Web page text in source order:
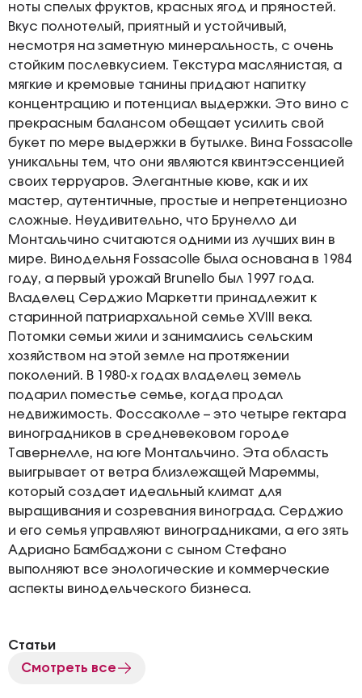
ноты спелых фруктов, красных ягод и пряностей.
Вкус полнотелый, приятный и устойчивый,
несмотря на заметную минеральность, с очень
стойким послевкусием. Текстура маслянистая, а
мягкие и кремовые танины придают напитку
концентрацию и потенциал выдержки. Это вино с
прекрасным балансом обещает усилить свой
букет по мере выдержки в бутылке. Вина Fossacolle
уникальны тем, что они являются квинтэссенцией
своих терруаров. Элегантные кюве, как и их
мастер, аутентичные, простые и непретенциозно
сложные. Неудивительно, что Брунелло ди
Монтальчино считаются одними из лучших вин в
мире. Винодельня Fossacolle была основана в 1984
году, а первый урожай Brunello был 1997 года.
Владелец Серджио Маркетти принадлежит к
старинной патриархальной семье XVIII века.
Потомки семьи жили и занимались сельским
хозяйством на этой земле на протяжении
поколений. В 1980-х годах владелец земель
подарил поместье семье, когда продал
недвижимость. Фоссаколле – это четыре гектара
виноградников в средневековом городе
Тавернелле, на юге Монтальчино. Эта область
выигрывает от ветра близлежащей Мареммы,
который создает идеальный климат для
выращивания и созревания винограда. Серджио
и его семья управляют виноградниками, а его зять
Адриано Бамбаджони с сыном Стефано
выполняют все энологические и коммерческие
аспекты винодельческого бизнеса.
Статьи
Смотреть все